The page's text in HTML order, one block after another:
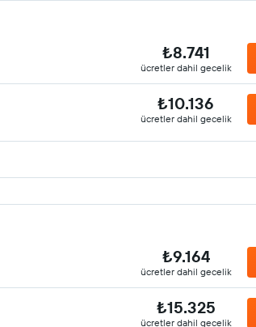
₺8.741
ücretler dahil gecelik
₺10.136
ücretler dahil gecelik
₺9.164
ücretler dahil gecelik
₺15.325
ücretler dahil gecelik